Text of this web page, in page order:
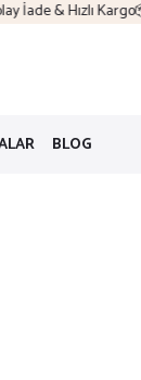
İade & Hızlı Kargo📦
BLOG